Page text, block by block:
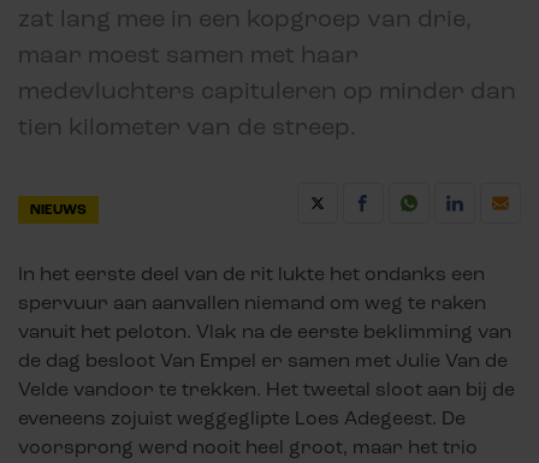
zat lang mee in een kopgroep van drie,
maar moest samen met haar
medevluchters capituleren op minder dan
tien kilometer van de streep.
NIEUWS
In het eerste deel van de rit lukte het ondanks een
spervuur aan aanvallen niemand om weg te raken
vanuit het peloton. Vlak na de eerste beklimming van
de dag besloot Van Empel er samen met Julie Van de
Velde vandoor te trekken. Het tweetal sloot aan bij de
eveneens zojuist weggeglipte Loes Adegeest. De
voorsprong werd nooit heel groot, maar het trio